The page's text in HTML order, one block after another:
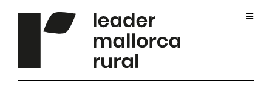
contenido